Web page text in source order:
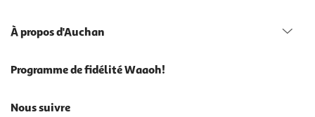
À propos d'Auchan
Programme de fidélité Waaoh!
Nous suivre